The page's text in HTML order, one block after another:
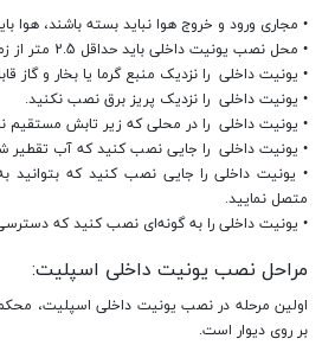
• مجاری ورود و خروج هوا نباید بسته باشند، هوا
• محل نصب یونیت داخلی باید حداقل 2.5 متر از زمین فاصله داشته باشد.
• یونیت داخلی را نزدیک منبع گرما یا بخار و گاز
• یونیت داخلی را نزدیک پریز برق نصب نکنید.
• یونیت داخلی را در محلی که زیر تابش مستقیم
• یونیت داخلی را جایی نصب کنید که آب تقطیر
• یونیت داخلی را جایی نصب کنید که بتوانید
متصل نمایید.
• یونیت داخلی را به گونه‌ای نصب کنید که
مراحل نصب یونیت داخلی اسپلیت:
اولین مرحله در نصب یونیت داخلی اسپلیت،
بر روی دیوار است.